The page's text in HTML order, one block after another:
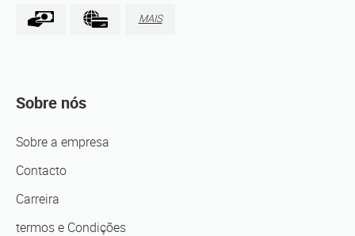
MAIS
Sobre nós
Sobre a empresa
Contacto
Carreira
termos e Condições